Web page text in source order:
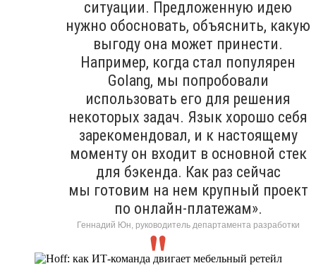
ситуации. Предложенную идею
нужно обосновать, объяснить, какую
выгоду она может принести.
Например, когда стал популярен
Golang, мы попробовали
использовать его для решения
некоторых задач. Язык хорошо себя
зарекомендовал, и к настоящему
моменту он входит в основной стек
для бэкенда. Как раз сейчас
мы готовим на нем крупный проект
по онлайн-платежам».
Геннадий Юн, руководитель департамента разработки